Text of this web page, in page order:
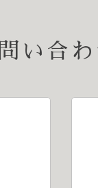
い合